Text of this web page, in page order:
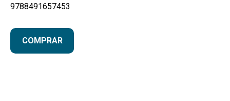
9788491657453
COMPRAR